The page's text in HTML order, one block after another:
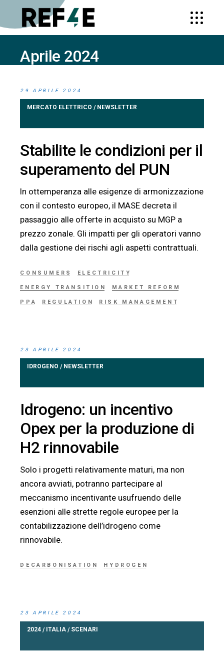
Aprile 2024
29 APRILE 2024
MERCATO ELETTRICO / NEWSLETTER
Stabilite le condizioni per il
superamento del PUN
In ottemperanza alle esigenze di armonizzazione
con il contesto europeo, il MASE decreta il
passaggio alle offerte in acquisto su MGP a
prezzo zonale. Gli impatti per gli operatori vanno
dalla gestione dei rischi agli aspetti contrattuali.
CONSUMERS ELECTRICITY
ENERGY TRANSITION MARKET REFORM
PPA REGULATION RISK MANAGEMENT
23 APRILE 2024
IDROGENO / NEWSLETTER
Idrogeno: un incentivo
Opex per la produzione di
H2 rinnovabile
Solo i progetti relativamente maturi, ma non
ancora avviati, potranno partecipare al
meccanismo incentivante usufruendo delle
esenzioni alle strette regole europee per la
contabilizzazione dell’idrogeno come
rinnovabile.
DECARBONISATION HYDROGEN
23 APRILE 2024
2024 / ITALIA / SCENARI